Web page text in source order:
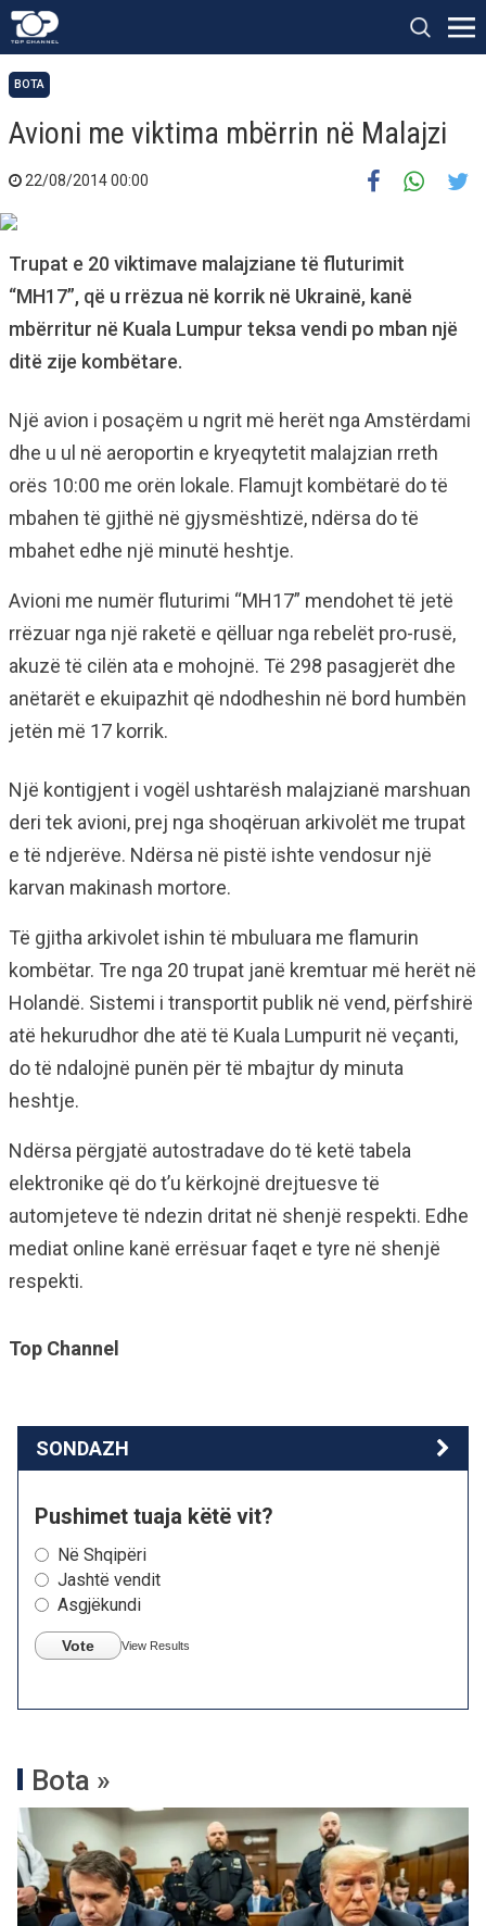
BOTA
Avioni me viktima mbërrin në Malajzi
22/08/2014 00:00
Trupat e 20 viktimave malajziane të fluturimit
“MH17”, që u rrëzua në korrik në Ukrainë, kanë
mbërritur në Kuala Lumpur teksa vendi po mban një
ditë zije kombëtare.
Një avion i posaçëm u ngrit më herët nga Amstërdami
dhe u ul në aeroportin e kryeqytetit malajzian rreth
orës 10:00 me orën lokale. Flamujt kombëtarë do të
mbahen të gjithë në gjysmështizë, ndërsa do të
mbahet edhe një minutë heshtje.
Avioni me numër fluturimi “MH17” mendohet të jetë
rrëzuar nga një raketë e qëlluar nga rebelët pro-rusë,
akuzë të cilën ata e mohojnë. Të 298 pasagjerët dhe
anëtarët e ekuipazhit që ndodheshin në bord humbën
jetën më 17 korrik.
Një kontigjent i vogël ushtarësh malajzianë marshuan
deri tek avioni, prej nga shoqëruan arkivolët me trupat
e të ndjerëve. Ndërsa në pistë ishte vendosur një
karvan makinash mortore.
Të gjitha arkivolet ishin të mbuluara me flamurin
kombëtar. Tre nga 20 trupat janë kremtuar më herët në
Holandë. Sistemi i transportit publik në vend, përfshirë
atë hekurudhor dhe atë të Kuala Lumpurit në veçanti,
do të ndalojnë punën për të mbajtur dy minuta
heshtje.
Ndërsa përgjatë autostradave do të ketë tabela
elektronike që do t’u kërkojnë drejtuesve të
automjeteve të ndezin dritat në shenjë respekti. Edhe
mediat online kanë errësuar faqet e tyre në shenjë
respekti.
Top Channel
SONDAZH
Pushimet tuaja këtë vit?
Në Shqipëri
Jashtë vendit
Asgjëkundi
Vote View Results
Bota »